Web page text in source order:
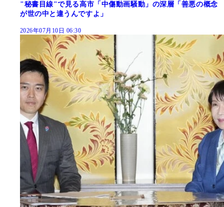
"秘書目線"で見る高市「中傷動画騒動」の深層「善悪の概念
が世の中と違うんですよ」
2026年07月10日 06:30